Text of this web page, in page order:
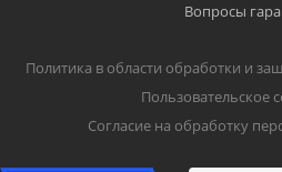
Вопросы
Политика в области обработки и
Пользовательское
Согласие на обработку